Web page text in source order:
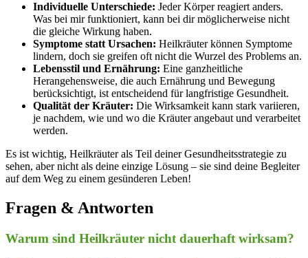
Individuelle Unterschiede: ‌Jeder Körper reagiert anders.⁣
Was bei ‌mir funktioniert, kann bei dir möglicherweise nicht
die gleiche Wirkung haben.
Symptome statt⁢ Ursachen: ‌Heilkräuter⁤ können Symptome⁤
lindern,‍ doch⁤ sie greifen oft nicht die⁤ Wurzel ​des​ Problems an.
Lebensstil und Ernährung: ⁣Eine ganzheitliche
Herangehensweise,​ die auch Ernährung und ‍Bewegung
berücksichtigt, ist entscheidend für langfristige Gesundheit.
Qualität der Kräuter: Die Wirksamkeit ​kann stark variieren,⁢
je nachdem, wie und wo die⁢ Kräuter angebaut und⁢ verarbeitet⁤
werden.
Es‍ ist wichtig,⁣ Heilkräuter als Teil deiner Gesundheitsstrategie‌ zu
sehen,‌ aber ⁣nicht als deine einzige Lösung – ⁢sie ‍sind deine ‌Begleiter
auf dem​ Weg ‍zu einem gesünderen Leben!
Fragen ⁢& Antworten
Warum sind Heilkräuter nicht ⁤dauerhaft wirksam?